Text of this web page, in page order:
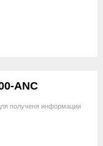
ANC
полученя информации